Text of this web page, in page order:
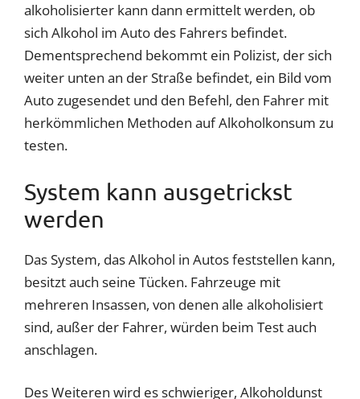
alkoholisierter kann dann ermittelt werden, ob
sich Alkohol im Auto des Fahrers befindet.
Dementsprechend bekommt ein Polizist, der sich
weiter unten an der Straße befindet, ein Bild vom
Auto zugesendet und den Befehl, den Fahrer mit
herkömmlichen Methoden auf Alkoholkonsum zu
testen.
System kann ausgetrickst
werden
Das System, das Alkohol in Autos feststellen kann,
besitzt auch seine Tücken. Fahrzeuge mit
mehreren Insassen, von denen alle alkoholisiert
sind, außer der Fahrer, würden beim Test auch
anschlagen.
Des Weiteren wird es schwieriger, Alkoholdunst